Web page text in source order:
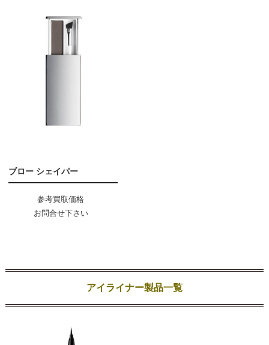
ブロー シェイパー
参考買取価格
お問合せ下さい
アイライナー製品一覧